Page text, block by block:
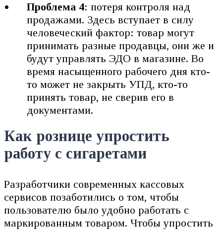
Проблема 4: потеря контроля над
продажами. Здесь вступает в силу
человеческий фактор: товар могут
принимать разные продавцы, они же и
будут управлять ЭДО в магазине. Во
время насыщенного рабочего дня кто-
то может не закрыть УПД, кто-то
принять товар, не сверив его в
документами.
Как рознице упростить
работу с сигаретами
Разработчики современных кассовых
сервисов позаботились о том, чтобы
пользователю было удобно работать с
маркированным товаром. Чтобы упростить